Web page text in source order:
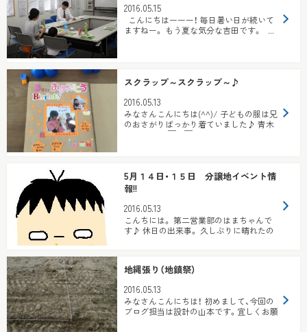
2016.05.15
こんにちはーーー！ 毎日暑い日が続いて
ますねー。 もう夏な気分な吉田です。 ...
スクラップ～スクラップ～♪
2016.05.13
みなさんこんにちは(^^)/ 子どもの服は兄
のおさがりばっかり着ていました♪ 青木
みのりです(￣▽￣) &nbs...
5月１４日・１５日 分譲地イベント情
報!!
2016.05.13
こんちには。 第二営業部のはまちゃんで
す♪ 休日の出来事。 久しぶりに晴れたの
地縄張り（地鎮祭）
2016.05.13
みなさんこんにちは！ 初めまして、今回の
ブログ担当は設計の山本です。宜しくお願